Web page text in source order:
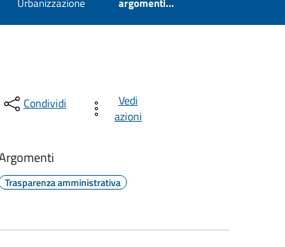
Condividi
Vedi
azioni
Trasparenza amministrativa